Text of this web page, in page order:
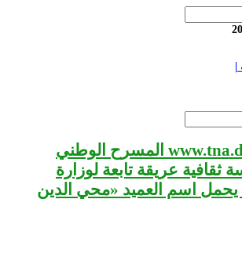
www.tna.dz المسرح الوطني
ثقافية عريقة تابعة لوزارة
يحمل اسم العميد «محي الدين